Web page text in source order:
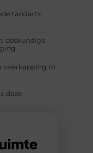
tandarts
deskundige
overkapping in
deze